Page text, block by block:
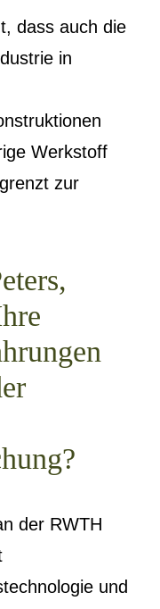
dass auch die
in
Werkstoff
zur
der RWTH
und